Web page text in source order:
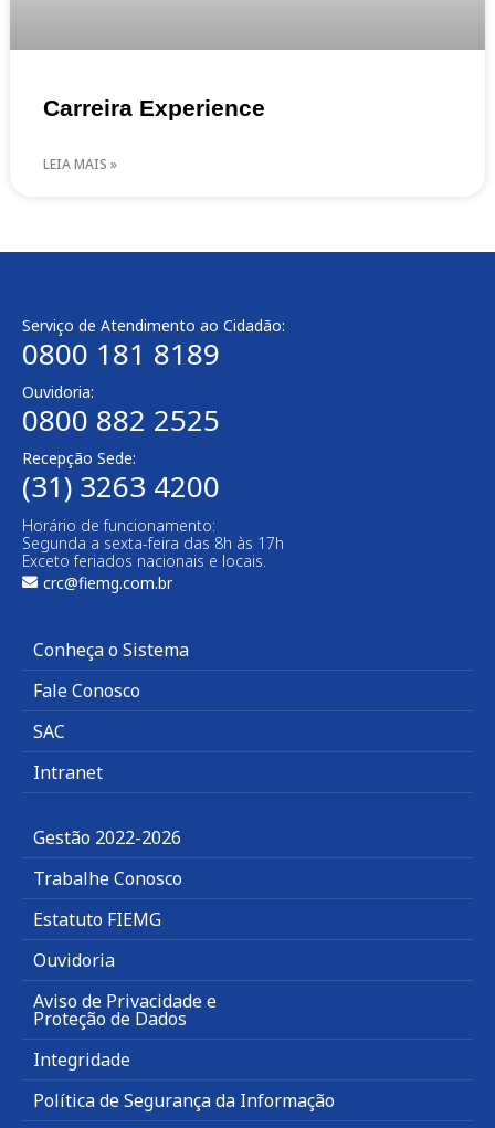
Carreira Experience
LEIA MAIS »
Serviço de Atendimento ao Cidadão:
0800 181 8189
Ouvidoria:
0800 882 2525​
Recepção Sede:
(31) 3263 4200
Horário de funcionamento:
Segunda a sexta-feira das 8h às 17h
Exceto feriados nacionais e locais.
crc@fiemg.com.br
Conheça o Sistema
Fale Conosco
SAC
Intranet
Gestão 2022-2026
Trabalhe Conosco
Estatuto FIEMG
Ouvidoria
Aviso de Privacidade e
Proteção de Dados
Integridade
Política de Segurança da Informação